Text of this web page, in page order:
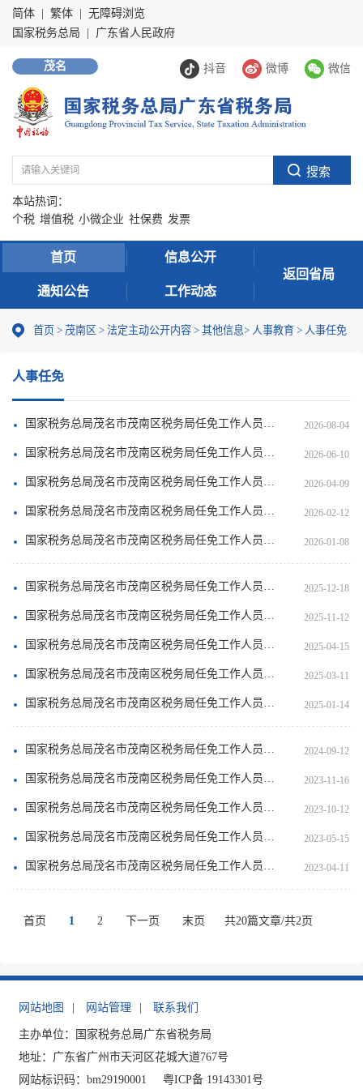
简体 繁体
无障碍浏览
国家税务总局
广东省人民政府
抖音 微博 微信
茂名
本站热词：
个税 增值税 小微企业 社保费 发票
首页 信息公开
通知公告 工作动态
返回省局
首页 > 茂南区 > 法定主动公开内容 > 其他信息> 人事教育 > 人事任免
人事任免
国家税务总局茂名市茂南区税务局任免工作人员（2026年7月） 2026-08-04
国家税务总局茂名市茂南区税务局任免工作人员（2026年5月） 2026-06-10
国家税务总局茂名市茂南区税务局任免工作人员（2026年3月） 2026-04-09
国家税务总局茂名市茂南区税务局任免工作人员（2026年1月） 2026-02-12
国家税务总局茂名市茂南区税务局任免工作人员（2025年12月） 2026-01-08
国家税务总局茂名市茂南区税务局任免工作人员（2025年11月） 2025-12-18
国家税务总局茂名市茂南区税务局任免工作人员（2025年10月） 2025-11-12
国家税务总局茂名市茂南区税务局任免工作人员（2025年3月） 2025-04-15
国家税务总局茂名市茂南区税务局任免工作人员（2025年2月） 2025-03-11
国家税务总局茂名市茂南区税务局任免工作人员（2024年12月） 2025-01-14
国家税务总局茂名市茂南区税务局任免工作人员（2024年8月） 2024-09-12
国家税务总局茂名市茂南区税务局任免工作人员（2023年10月） 2023-11-16
国家税务总局茂名市茂南区税务局任免工作人员（2023年9月） 2023-10-12
国家税务总局茂名市茂南区税务局任免工作人员（2023年4月） 2023-05-15
国家税务总局茂名市茂南区税务局任免工作人员（2023年3月） 2023-04-11
首页 1 2 下一页 末页 共20篇文章/共2页
网站地图 网站管理 联系我们
主办单位：国家税务总局广东省税务局
地址：广东省广州市天河区花城大道767号
网站标识码：bm29190001
粤ICP备 19143301号